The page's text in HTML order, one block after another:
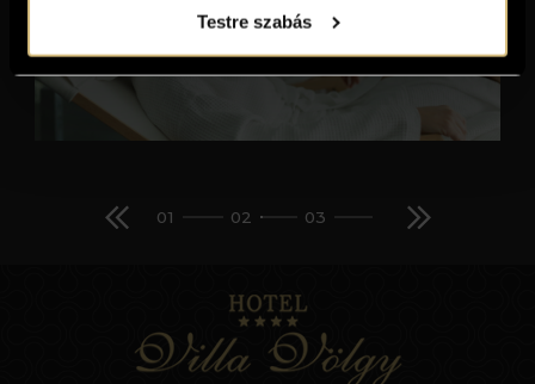
Testre szabás
01 02 03